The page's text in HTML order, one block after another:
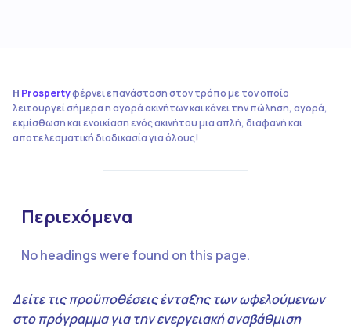
Η Prospertyφέρνει επανάσταση στον τρόπο με τον οποίο
λειτουργεί σήμερα η αγορά ακινήτων και κάνει την πώληση, αγορά,
εκμίσθωση και ενοικίαση ενός ακινήτου μια απλή, διαφανή και
αποτελεσματική διαδικασία για όλους!
Περιεχόμενα
No headings were found on this page.
Δείτε τις προϋποθέσεις ένταξης των ωφελούμενων
στο πρόγραμμα για την ενεργειακή αναβάθμιση